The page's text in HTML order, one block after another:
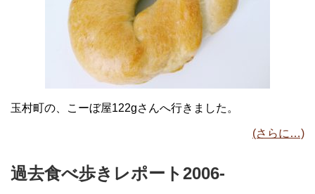
玉村町の、こーぼ屋122gさんへ行きました。
(さらに…)
過去食べ歩きレポート2006-